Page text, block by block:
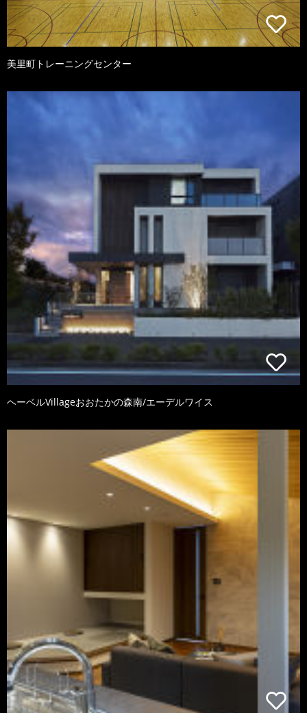
美里町トレーニングセンター
ヘーベルVillageおおたかの森南/エーデルワイス